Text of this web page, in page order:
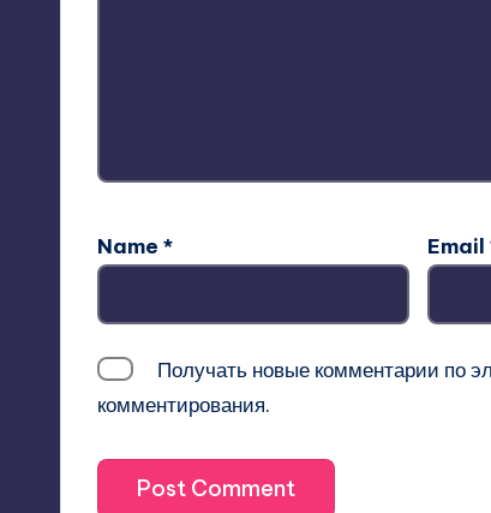
Name * Email
Получать новые комментарии по
комментирования.